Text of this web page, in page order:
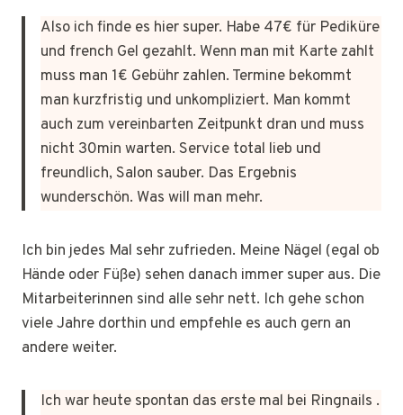
Also ich finde es hier super. Habe 47€ für Pediküre
und french Gel gezahlt. Wenn man mit Karte zahlt
muss man 1€ Gebühr zahlen. Termine bekommt
man kurzfristig und unkompliziert. Man kommt
auch zum vereinbarten Zeitpunkt dran und muss
nicht 30min warten. Service total lieb und
freundlich, Salon sauber. Das Ergebnis
wunderschön. Was will man mehr.
Ich bin jedes Mal sehr zufrieden. Meine Nägel (egal ob
Hände oder Füße) sehen danach immer super aus. Die
Mitarbeiterinnen sind alle sehr nett. Ich gehe schon
viele Jahre dorthin und empfehle es auch gern an
andere weiter.
Ich war heute spontan das erste mal bei Ringnails .